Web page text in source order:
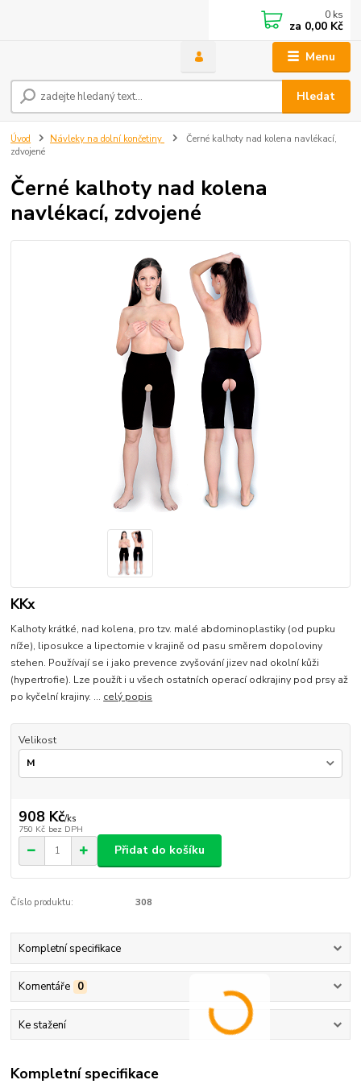
Menu
Hledat
0 ks
za 0,00 Kč
Úvod Návleky na dolní končetiny
Černé kalhoty nad kolena navlékací,
zdvojené
Černé kalhoty nad kolena
navlékací, zdvojené
KKx
Kalhoty krátké, nad kolena, pro tzv. malé abdominoplastiky (od pupku
níže), liposukce a lipectomie v krajině od pasu směrem dopoloviny
stehen. Používají se i jako prevence zvyšování jizev nad okolní kůži
(hypertrofie). Lze použít i u všech ostatních operací odkrajiny pod prsy až
po kyčelní krajiny. ... celý popis
Velikost
908 Kč/ks
750 Kč bez DPH
Přidat do košíku
Číslo produktu: 308
Kompletní specifikace
Komentáře 0
Ke stažení
Kompletní specifikace